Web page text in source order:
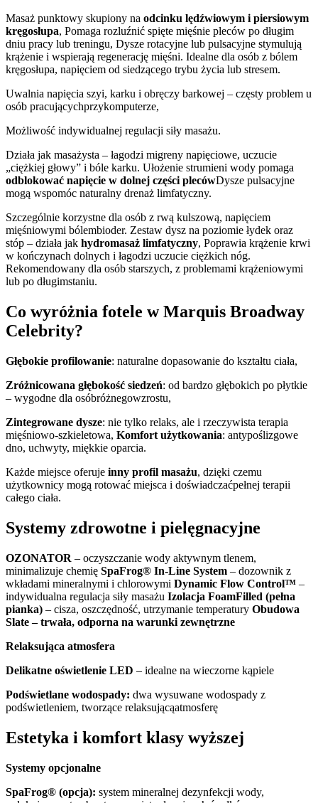
Masaż punktowy skupiony na odcinku lędźwiowym i piersiowym
kręgosłupa, Pomaga rozluźnić spięte mięśnie pleców po długim
dniu pracy lub treningu, Dysze rotacyjne lub pulsacyjne stymulują
krążenie i wspierają regenerację mięśni. Idealne dla osób z bólem
kręgosłupa, napięciem od siedzącego trybu życia lub stresem.
Uwalnia napięcia szyi, karku i obręczy barkowej – częsty problem u
osób pracującychprzykomputerze,
Możliwość indywidualnej regulacji siły masażu.
Działa jak masażysta – łagodzi migreny napięciowe, uczucie
„ciężkiej głowy” i bóle karku. Ułożenie strumieni wody pomaga
odblokować napięcie w dolnej części plecówDysze pulsacyjne
mogą wspomóc naturalny drenaż limfatyczny.
Szczególnie korzystne dla osób z rwą kulszową, napięciem
mięśniowymi bólembioder. Zestaw dysz na poziomie łydek oraz
stóp – działa jak hydromasaż limfatyczny, Poprawia krążenie krwi
w kończynach dolnych i łagodzi uczucie ciężkich nóg.
Rekomendowany dla osób starszych, z problemami krążeniowymi
lub po długimstaniu.
Co wyróżnia fotele w Marquis Broadway
Celebrity?
Głębokie profilowanie: naturalne dopasowanie do kształtu ciała,
Zróżnicowana głębokość siedzeń: od bardzo głębokich po płytkie
– wygodne dla osóbróżnegowzrostu,
Zintegrowane dysze: nie tylko relaks, ale i rzeczywista terapia
mięśniowo-szkieletowa, Komfort użytkowania: antypoślizgowe
dno, uchwyty, miękkie oparcia.
Każde miejsce oferuje inny profil masażu, dzięki czemu
użytkownicy mogą rotować miejsca i doświadczaćpełnej terapii
całego ciała.
Systemy zdrowotne i pielęgnacyjne
OZONATOR – oczyszczanie wody aktywnym tlenem,
minimalizuje chemię SpaFrog® In-Line System – dozownik z
wkładami mineralnymi i chlorowymi Dynamic Flow Control™ –
indywidualna regulacja siły masażu Izolacja FoamFilled (pełna
pianka) – cisza, oszczędność, utrzymanie temperatury Obudowa
Slate – trwała, odporna na warunki zewnętrzne
Relaksująca atmosfera
Delikatne oświetlenie LED – idealne na wieczorne kąpiele
Podświetlane wodospady: dwa wysuwane wodospady z
podświetleniem, tworzące relaksującąatmosferę
Estetyka i komfort klasy wyższej
Systemy opcjonalne
SpaFrog® (opcja): system mineralnej dezynfekcji wody,